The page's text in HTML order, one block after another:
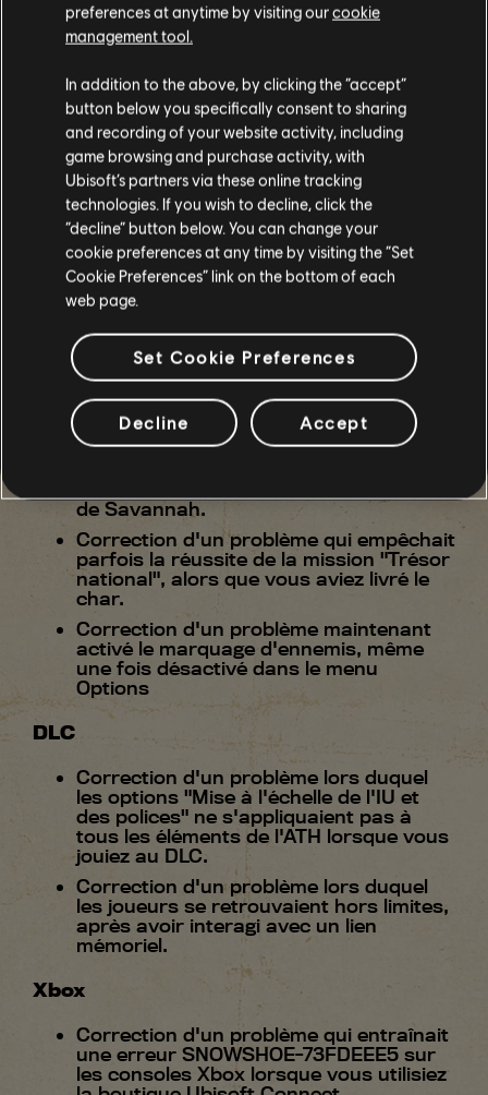
certains messages d'avertissement
n'étaient pas correctement pris en
de couleur rouge dans le menu
Couleurs.
Correction de plusieurs problèmes qui
entraînaient le plantage du jeu.
Correction d'un problème qui empêchait
un hôte d'exclure un client lors d'une
session coop.
Correction d'un problème lors duquel
les snipers ennemis réapparaissaient
indéfiniment dans les zones interdites
entre les plaines de l'Oasis et la
plantation Palma.
Correction d'un problème lors duquel
les ennemis réapparaissaient trop
fréquemment dans la zone Costa del
Correction d'un problème lors duquel
de Savannah.
Correction d'un problème qui empêchait
parfois la réussite de la mission "Trésor
national", alors que vous aviez livré le
char.
Correction d'un problème maintenant
activé le marquage d'ennemis, même
une fois désactivé dans le menu
Options
DLC
Correction d'un problème lors duquel
les options "Mise à l'échelle de l'IU et
des polices" ne s'appliquaient pas à
tous les éléments de l'ATH lorsque vous
jouiez au DLC.
Correction d'un problème lors duquel
les joueurs se retrouvaient hors limites,
après avoir interagi avec un lien
mémoriel.
Xbox
Correction d'un problème qui entraînait
une erreur SNOWSHOE-73FDEEE5 sur
les consoles Xbox lorsque vous utilisiez
preferences at anytime by visiting ourcookie
management tool.
In addition to the above, by clicking the “accept”
button below you specifically consent to sharing
and recording of your website activity, including
game browsing and purchase activity, with
Ubisoft’s partners via these online tracking
technologies. If you wish to decline, click the
“decline” button below. You can change your
cookie preferences at any time by visiting the “Set
Cookie Preferences” link on the bottom of each
web page.
Set Cookie Preferences
Decline Accept